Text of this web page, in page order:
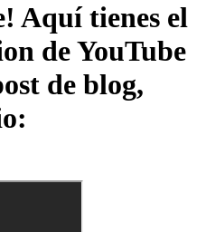
Aquí tienes el
de YouTube
de blog,